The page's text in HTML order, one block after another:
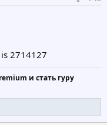
2714127
и стать гуру